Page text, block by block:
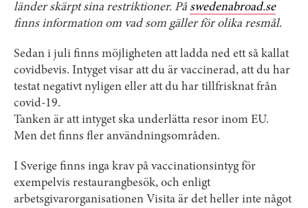
länder skärpt sina restriktioner. På swedenabroad.se
finns information om vad som gäller för olika resmål.
Sedan i juli finns möjligheten att ladda ned ett så kallat
covidbevis. Intyget visar att du är vaccinerad, att du har
testat negativt nyligen eller att du har tillfrisknat från
covid-19.
Tanken är att intyget ska underlätta resor inom EU.
Men det finns fler användningsområden.
I Sverige finns inga krav på vaccinationsintyg för
exempelvis restaurangbesök, och enligt
arbetsgivarorganisationen Visita är det heller inte något